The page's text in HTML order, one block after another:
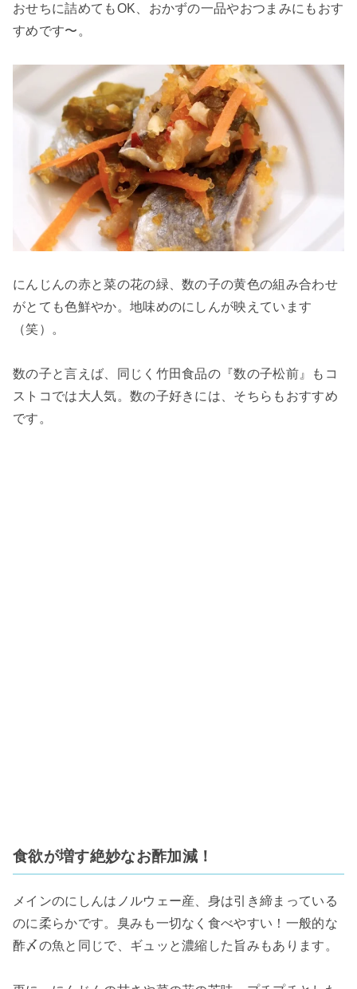
おせちに詰めてもOK、おかずの一品やおつまみにもおす
すめです〜。
にんじんの赤と菜の花の緑、数の子の黄色の組み合わせ
がとても色鮮やか。地味めのにしんが映えています
（笑）。
数の子と言えば、同じく竹田食品の『数の子松前』もコ
ストコでは大人気。数の子好きには、そちらもおすすめ
です。
食欲が増す絶妙なお酢加減！
メインのにしんはノルウェー産、身は引き締まっている
のに柔らかです。臭みも一切なく食べやすい！一般的な
酢〆の魚と同じで、ギュッと濃縮した旨みもあります。